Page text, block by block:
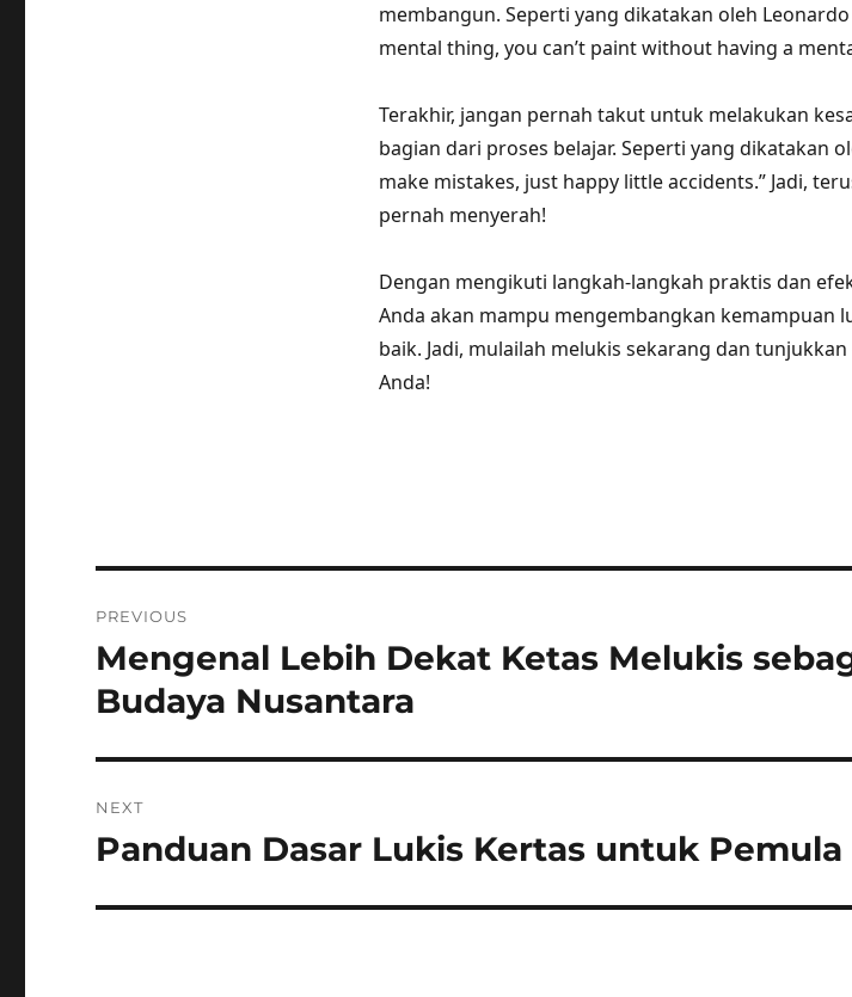
membangun. Seperti yang dikatakan oleh Leonardo
mental thing, you can’t paint without having a
Terakhir, jangan pernah takut untuk melakukan
bagian dari proses belajar. Seperti yang dikatakan
make mistakes, just happy little accidents.” Jadi,
pernah menyerah!
Dengan mengikuti langkah-langkah praktis dan
Anda akan mampu mengembangkan kemampuan
baik. Jadi, mulailah melukis sekarang dan
Anda!
navigation
PREVIOUS
Previous
post:
Mengenal Lebih Dekat Ketas Melukis
Budaya Nusantara
NEXT
Next
Panduan Dasar Lukis Kertas untuk Pemula